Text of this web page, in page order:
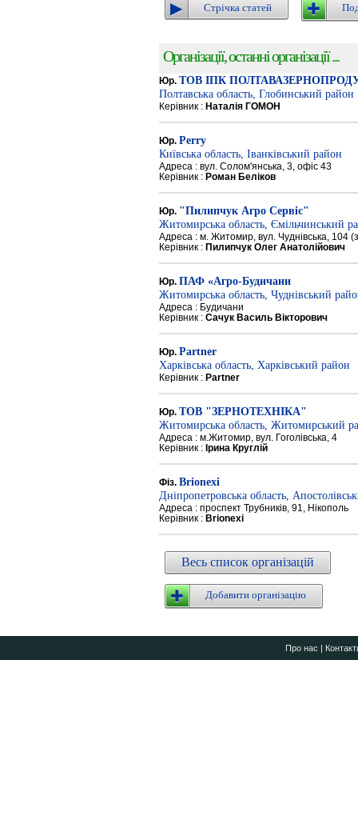
Стрічка статей
Організації, останні організації ...
Юр. ТОВ ІПК
Полтавська область, Глобинський район
Керівник : Наталія ГОМОН
Юр. Perry
Київська область, Іванківський район
Адреса : вул. Солом'янська, 3, офіс 43
Керівник : Роман Беліков
Юр. "Пилипчук Агро Сервіс"
Житомирська область, Ємільчинський
Адреса : м. Житомир, вул. Чуднівська, 104
Керівник : Пилипчук Олег Анатолійович
Юр. ПАФ «Агро-Будичани
Житомирська область, Чуднівський
Адреса : Будичани
Керівник : Сачук Василь Вікторович
Юр. Partner
Харківська область, Харківський район
Керівник : Partner
Юр. ТОВ "ЗЕРНОТЕХНІКА"
Житомирська область, Житомирський
Адреса : м.Житомир, вул. Гоголівська, 4
Керівник : Ірина Круглій
Фіз. Brionexi
Дніпропетровська область,
Адреса : проспект Трубників, 91, Нікополь
Керівник : Brionexi
Весь список організацій
Добавити організацію
Про нас |